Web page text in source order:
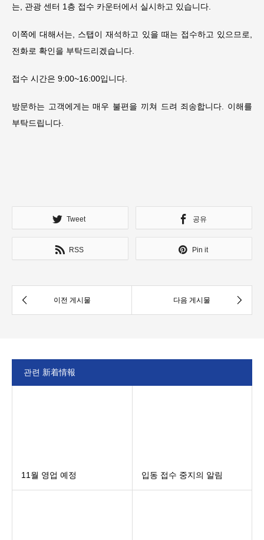
는, 관광 센터 1층 접수 카운터에서 실시하고 있습니다.
이쪽에 대해서는, 스탭이 재석하고 있을 때는 접수하고 있으므로,
전화로 확인을 부탁드리겠습니다.
접수 시간은 9:00~16:00입니다.
방문하는 고객에게는 매우 불편을 끼쳐 드려 죄송합니다. 이해를
부탁드립니다.
Tweet 공유
RSS Pin it
관련 新着情報
11월 영업 예정 입동 접수 중지의 알림